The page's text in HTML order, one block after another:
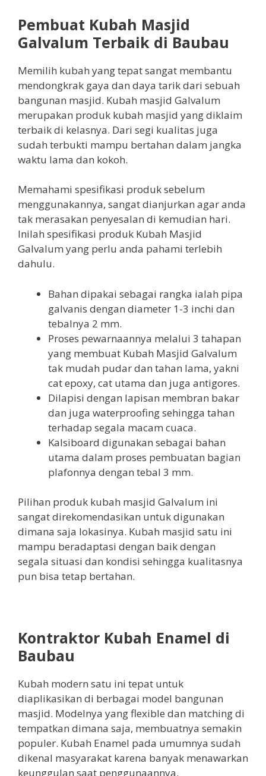
Pembuat Kubah Masjid
Galvalum Terbaik di Baubau
Memilih kubah yang tepat sangat membantu
mendongkrak gaya dan daya tarik dari sebuah
bangunan masjid. Kubah masjid Galvalum
merupakan produk kubah masjid yang diklaim
terbaik di kelasnya. Dari segi kualitas juga
sudah terbukti mampu bertahan dalam jangka
waktu lama dan kokoh.
Memahami spesifikasi produk sebelum
menggunakannya, sangat dianjurkan agar anda
tak merasakan penyesalan di kemudian hari.
Inilah spesifikasi produk Kubah Masjid
Galvalum yang perlu anda pahami terlebih
dahulu.
Bahan dipakai sebagai rangka ialah pipa
galvanis dengan diameter 1-3 inchi dan
tebalnya 2 mm.
Proses pewarnaannya melalui 3 tahapan
yang membuat Kubah Masjid Galvalum
tak mudah pudar dan tahan lama, yakni
cat epoxy, cat utama dan juga antigores.
Dilapisi dengan lapisan membran bakar
dan juga waterproofing sehingga tahan
terhadap segala macam cuaca.
Kalsiboard digunakan sebagai bahan
utama dalam proses pembuatan bagian
plafonnya dengan tebal 3 mm.
Pilihan produk kubah masjid Galvalum ini
sangat direkomendasikan untuk digunakan
dimana saja lokasinya. Kubah masjid satu ini
mampu beradaptasi dengan baik dengan
segala situasi dan kondisi sehingga kualitasnya
pun bisa tetap bertahan.
Kontraktor Kubah Enamel di
Baubau
Kubah modern satu ini tepat untuk
diaplikasikan di berbagai model bangunan
masjid. Modelnya yang flexible dan matching di
tempatkan dimana saja, membuatnya semakin
populer. Kubah Enamel pada umumnya sudah
dikenal masyarakat karena banyak menawarkan
keunggulan saat penggunaannya.